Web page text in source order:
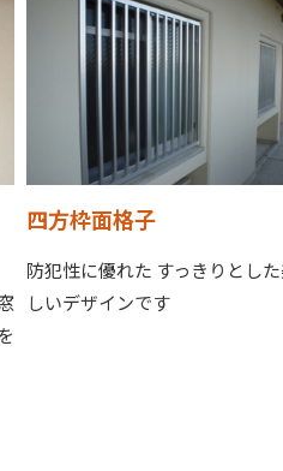
四方枠面格子
防犯性に優れた すっきりとし
しいデザインです